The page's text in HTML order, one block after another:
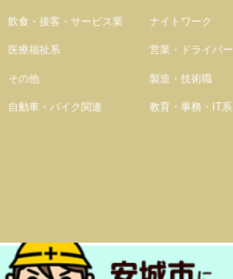
飲食・接客・サービス業
医療福祉系
その他
自動車・バイク関連
ナイトワーク
営業・ドライバー
製造・技術職
教育・事務・IT系